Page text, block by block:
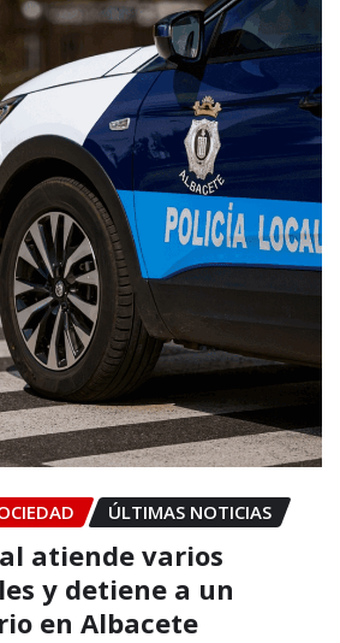
ÚLTIMAS NOTICIAS
atiende varios
y detiene a un
en Albacete